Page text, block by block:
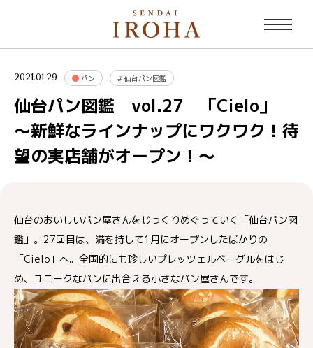
2021.01.29 パン # 仙台パン図鑑
仙台パン図鑑 vol.27 「Cielo」
～新鮮なラインナップにワクワク！待
望の実店舗がオープン！～
仙台のおいしいパン屋さんをじっくりめぐっていく「仙台パン図
鑑」。27回目は、満を持して1月にオープンしたばかりの
「Cielo」へ。全国的にも珍しいプレッツェルベーグルをはじ
め、ユニークなパンに出合える小さなパン屋さんです。